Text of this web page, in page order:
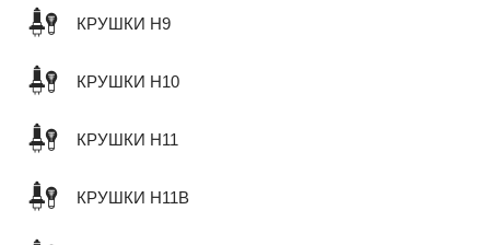
КРУШКИ H9
КРУШКИ H10
КРУШКИ H11
КРУШКИ H11B